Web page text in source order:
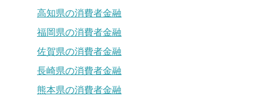
高知県の消費者金融
福岡県の消費者金融
佐賀県の消費者金融
長崎県の消費者金融
熊本県の消費者金融